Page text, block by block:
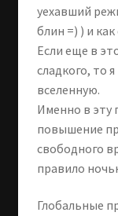
уехавший
блин =) ) и
Если еще в
сладкого, то
вселенную.
Именно в эту
повышение
свободного
правило
Глобальные